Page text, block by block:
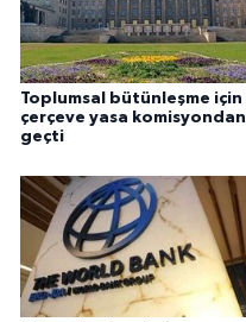
Toplumsal bütünleşme için
çerçeve yasa komisyondan
geçti